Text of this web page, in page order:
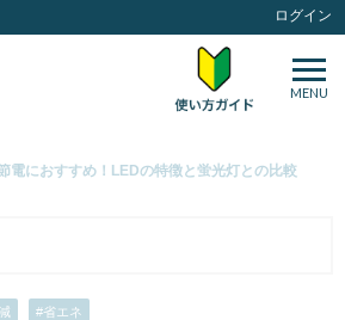
ログイン
MENU
電におすすめ！LEDの特徴と蛍光灯との比較
#省エネ